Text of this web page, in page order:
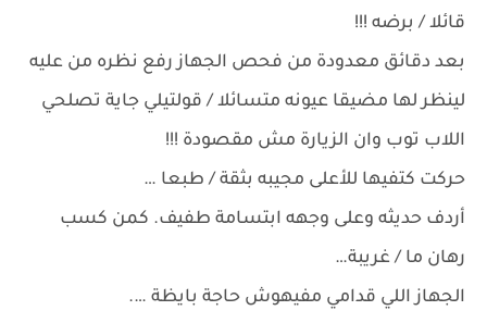
قائلا / برضه !!!
بعد دقائق معدودة من فحص الجهاز رفع نظره من عليه
لينظر لها مضيقا عيونه متسائلا / قولتيلي جاية تصلحي
اللاب توب وان الزيارة مش مقصودة !!!
حركت كتفيها للأعلى مجيبه بثقة / طبعا …
أردف حديثه وعلى وجهه ابتسامة طفيف. كمن كسب
رهان ما / غريبة…
الجهاز اللي قدامي مفيهوش حاجة بايظة ….